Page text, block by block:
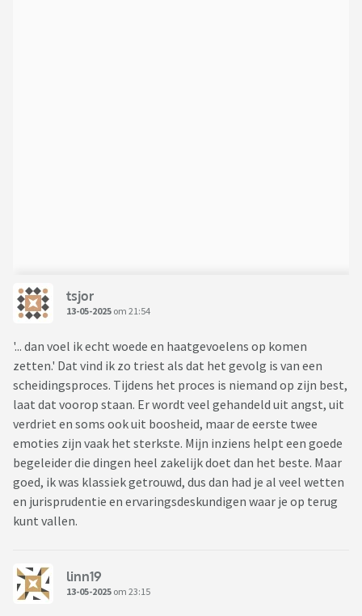
tsjor
13-05-2025 om 21:54
'... dan voel ik echt woede en haatgevoelens op komen
zetten.' Dat vind ik zo triest als dat het gevolg is van een
scheidingsproces. Tijdens het proces is niemand op zijn best,
laat dat voorop staan. Er wordt veel gehandeld uit angst, uit
verdriet en soms ook uit boosheid, maar de eerste twee
emoties zijn vaak het sterkste. Mijn inziens helpt een goede
begeleider die dingen heel zakelijk doet dan het beste. Maar
goed, ik was klassiek getrouwd, dus dan had je al veel wetten
en jurisprudentie en ervaringsdeskundigen waar je op terug
kunt vallen.
linn19
13-05-2025 om 23:15